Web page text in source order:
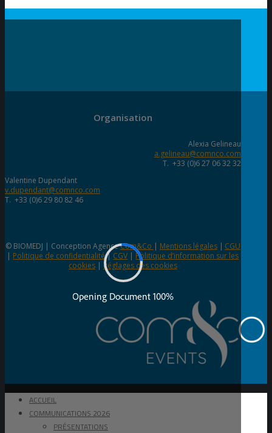
Organisation
Alexia Gelineau
a.gelineau@comnco.com
T. +33 (0)6 27 06 32 32
Valentine Dupendant
v.dupendant@comnco.com
T. +33 (0)6 29 80 82 46
© BIOMEDJ | Conception AgenceCom&Co | Mentions légales| CGU
| Politique de confidentialité| CGV | Politique d’information sur les
cookies| Réglages des cookies
ACCUEIL
COMMUNICATIONS 2026
PRÉSENTATIONS